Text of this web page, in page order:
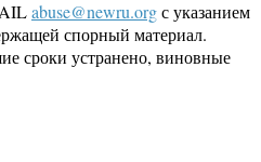
abuse@newru.orgс указанием
спорный материал.
сроки устранено, виновные